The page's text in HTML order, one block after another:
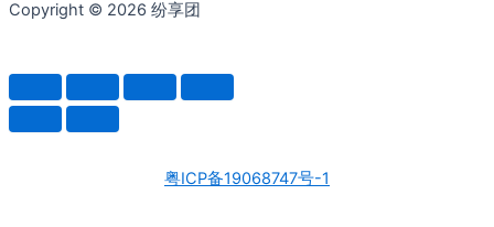
Copyright © 2026 纷享团
粤ICP备19068747号-1